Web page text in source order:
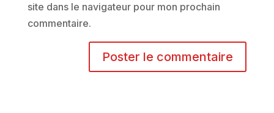
site dans le navigateur pour mon prochain
commentaire.